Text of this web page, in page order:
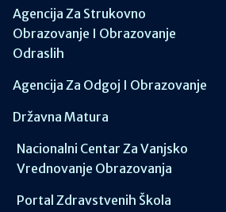
Agencija Za Strukovno
Obrazovanje I Obrazovanje
Odraslih
Agencija Za Odgoj I Obrazovanje
Državna Matura
Nacionalni Centar Za Vanjsko
Vrednovanje Obrazovanja
Portal Zdravstvenih Škola